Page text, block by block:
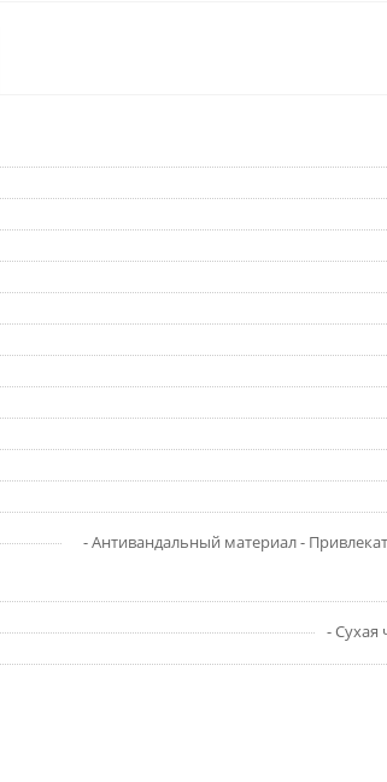
- Антивандальный материал -
- Сухая